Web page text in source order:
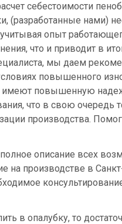
себестоимости
(разработанные нами)
опыт
что и приводит в
мы даем
повышенного
повышенную
что в свою очередь
производства.
описание всех
на производстве в
в опалубку, то